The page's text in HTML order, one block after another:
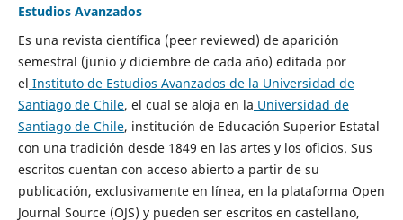
Estudios Avanzados
Es una revista científica (peer reviewed) de aparición
semestral (junio y diciembre de cada año) editada por
el Instituto de Estudios Avanzados de la Universidad de
Santiago de Chile, el cual se aloja en la Universidad de
Santiago de Chile, institución de Educación Superior Estatal
con una tradición desde 1849 en las artes y los oficios. Sus
escritos cuentan con acceso abierto a partir de su
publicación, exclusivamente en línea, en la plataforma Open
Journal Source (OJS) y pueden ser escritos en castellano,